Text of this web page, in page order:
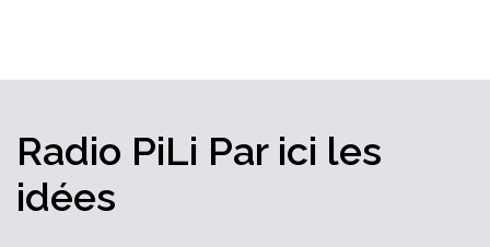
Radio PiLi Par ici les
idées